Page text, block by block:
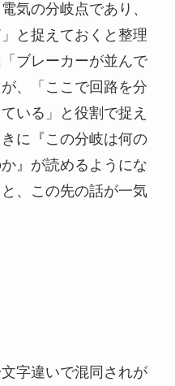
気の分岐点であり、
と捉えておくと整理
ブレーカーが並んで
、「ここで回路を分
いる」と役割で捉え
に『この分岐は何の
』が読めるようにな
、この先の話が一気
字違いで混同されが